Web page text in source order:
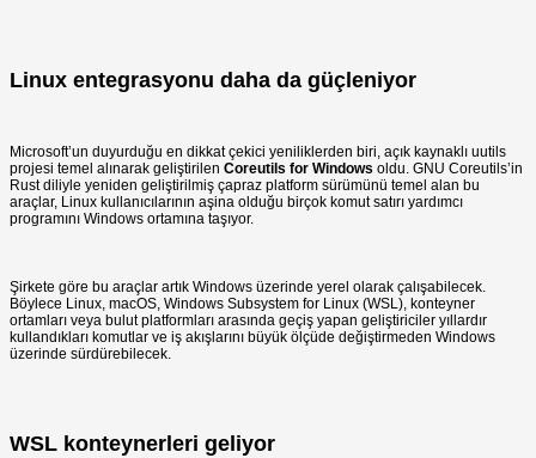
Linux entegrasyonu daha da güçleniyor
Microsoft’un duyurduğu en dikkat çekici yeniliklerden biri, açık kaynaklı uutils
projesi temel alınarak geliştirilen Coreutils for Windows oldu. GNU Coreutils’in
Rust diliyle yeniden geliştirilmiş çapraz platform sürümünü temel alan bu
araçlar, Linux kullanıcılarının aşina olduğu birçok komut satırı yardımcı
programını Windows ortamına taşıyor.
Şirkete göre bu araçlar artık Windows üzerinde yerel olarak çalışabilecek.
Böylece Linux, macOS, Windows Subsystem for Linux (WSL), konteyner
ortamları veya bulut platformları arasında geçiş yapan geliştiriciler yıllardır
kullandıkları komutlar ve iş akışlarını büyük ölçüde değiştirmeden Windows
üzerinde sürdürebilecek.
WSL konteynerleri geliyor